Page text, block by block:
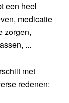
een heel
medicatie
zorgen,
...
met
redenen: